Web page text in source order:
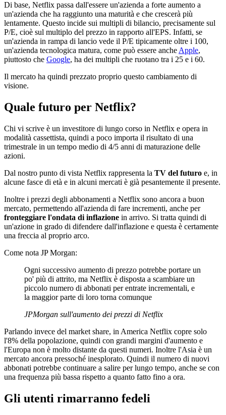
Di base, Netflix passa dall'essere un'azienda a forte aumento a
un'azienda che ha raggiunto una maturità e che crescerà più
lentamente. Questo incide sui multipli di bilancio, precisamente sul
P/E, cioè sul multiplo del prezzo in rapporto all'EPS. Infatti, se
un'azienda in rampa di lancio vede il P/E tipicamente oltre i 100,
un'azienda tecnologica matura, come può essere ancheApple,
piuttosto che Google, ha dei multipli che ruotano tra i 25 e i 60.
Il mercato ha quindi prezzato proprio questo cambiamento di
visione.
Quale futuro per Netflix?
Chi vi scrive è un investitore di lungo corso in Netflix e opera in
modalità cassettista, quindi a poco importa il risultato di una
trimestrale in un tempo medio di 4/5 anni di maturazione delle
azioni.
Dal nostro punto di vista Netflix rappresenta la TV del futuro e, in
alcune fasce di età e in alcuni mercati è già pesantemente il presente.
Inoltre i prezzi degli abbonamenti a Netflix sono ancora a buon
mercato, permettendo all'azienda di fare incrementi, anche per
fronteggiare l'ondata di inflazione in arrivo. Si tratta quindi di
un'azione in grado di difendere dall'inflazione e questa è certamente
una freccia al proprio arco.
Come nota JP Morgan:
Ogni successivo aumento di prezzo potrebbe portare un
po' più di attrito, ma Netflix è disposta a scambiare un
piccolo numero di abbonati per entrate incrementali, e
la maggior parte di loro torna comunque
JPMorgan sull'aumento dei prezzi di Netflix
Parlando invece del market share, in America Netflix copre solo
l'8% della popolazione, quindi con grandi margini d'aumento e
l'Europa non è molto distante da questi numeri. Inoltre l'Asia è un
mercato ancora pressoché inesplorato. Quindi il numero di nuovi
abbonati potrebbe continuare a salire per lungo tempo, anche se con
una frequenza più bassa rispetto a quanto fatto fino a ora.
Gli utenti rimarranno fedeli